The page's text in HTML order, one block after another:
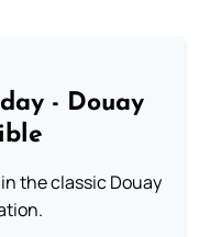
- Douay
the classic Douay